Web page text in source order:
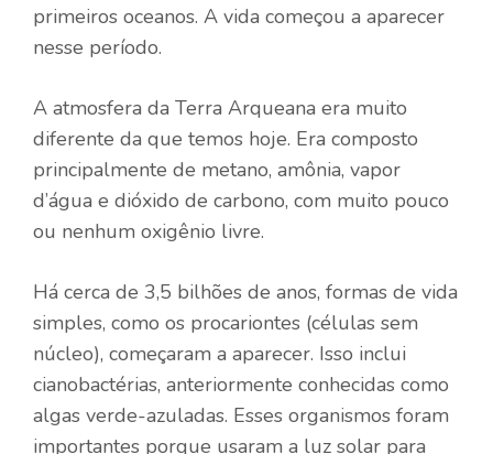
primeiros oceanos. A vida começou a aparecer
nesse período.
A atmosfera da Terra Arqueana era muito
diferente da que temos hoje. Era composto
principalmente de metano, amônia, vapor
d’água e dióxido de carbono, com muito pouco
ou nenhum oxigênio livre.
Há cerca de 3,5 bilhões de anos, formas de vida
simples, como os procariontes (células sem
núcleo), começaram a aparecer. Isso inclui
cianobactérias, anteriormente conhecidas como
algas verde-azuladas. Esses organismos foram
importantes porque usaram a luz solar para